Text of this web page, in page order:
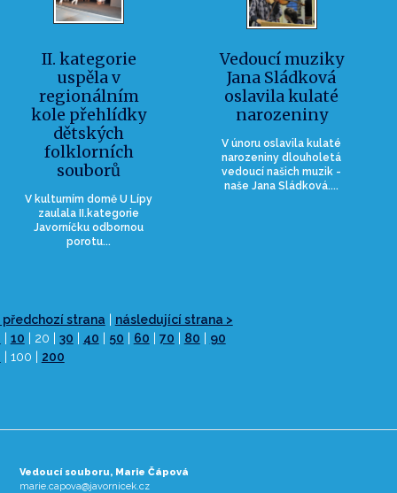
II. kategorie
uspěla v
regionálním
kole přehlídky
dětských
folklorních
souborů
V kulturním domě U Lípy
zaulala II.kategorie
Javorníčku odbornou
porotu...
Vedoucí muziky
Jana Sládková
oslavila kulaté
narozeniny
V únoru oslavila kulaté
narozeniny dlouholetá
vedoucí našich muzik -
naše Jana Sládková....
předchozí strana
následující strana >
10 | 20 | 30 40 50 60 70 80
90
| 100 | 200
Vedoucí souboru, Marie Čápová
marie.capova@javornicek.cz